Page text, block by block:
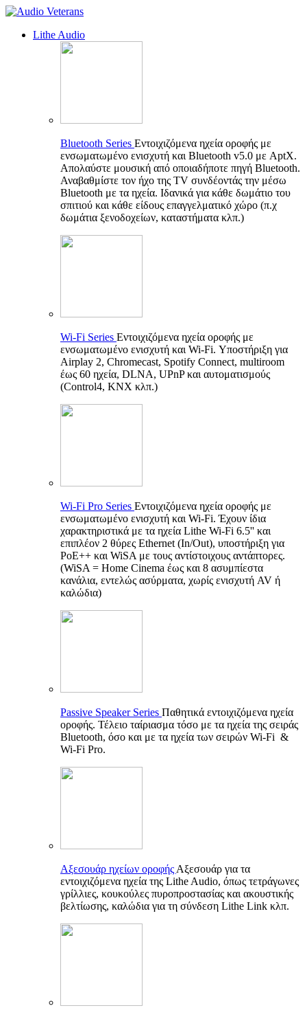
Lithe Audio
Bluetooth Series Εντοιχιζόμενα ηχεία οροφής με
ενσωματωμένο ενισχυτή και Bluetooth v5.0 με AptX.
Απολαύστε μουσική από οποιαδήποτε πηγή Bluetooth.
Αναβαθμίστε τον ήχο της TV συνδέοντάς την μέσω
Bluetooth με τα ηχεία. Ιδανικά για κάθε δωμάτιο του
σπιτιού και κάθε είδους επαγγελματικό χώρο (π.χ
δωμάτια ξενοδοχείων, καταστήματα κλπ.)
Wi-Fi Series Εντοιχιζόμενα ηχεία οροφής με
ενσωματωμένο ενισχυτή και Wi-Fi. Υποστήριξη για
Airplay 2, Chromecast, Spotify Connect, multiroom
έως 60 ηχεία, DLNA, UPnP και αυτοματισμούς
(Control4, KNX κλπ.)
Wi-Fi Pro Series Εντοιχιζόμενα ηχεία οροφής με
ενσωματωμένο ενισχυτή και Wi-Fi. Έχουν ίδια
χαρακτηριστικά με τα ηχεία Lithe Wi-Fi 6.5'' και
επιπλέον 2 θύρες Ethernet (In/Out), υποστήριξη για
PoE++ και WiSA με τους αντίστοιχους αντάπτορες.
(WiSA = Home Cinema έως και 8 ασυμπίεστα
κανάλια, εντελώς ασύρματα, χωρίς ενισχυτή AV ή
καλώδια)
Passive Speaker Series Παθητικά εντοιχιζόμενα ηχεία
οροφής. Τέλειο ταίριασμα τόσο με τα ηχεία της σειράς
Bluetooth, όσο και με τα ηχεία των σειρών Wi-Fi &
Wi-Fi Pro.
Αξεσουάρ ηχείων οροφής Αξεσουάρ για τα
εντοιχιζόμενα ηχεία της Lithe Audio, όπως τετράγωνες
γρίλλιες, κουκούλες πυροπροστασίας και ακουστικής
βελτίωσης, καλώδια για τη σύνδεση Lithe Link κλπ.